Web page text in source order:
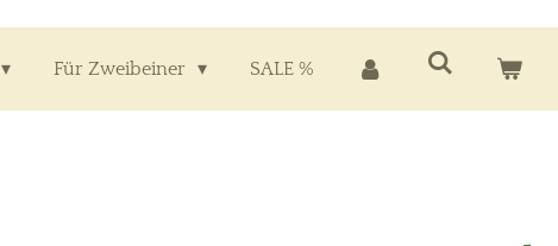
Für Zweibeiner SALE %